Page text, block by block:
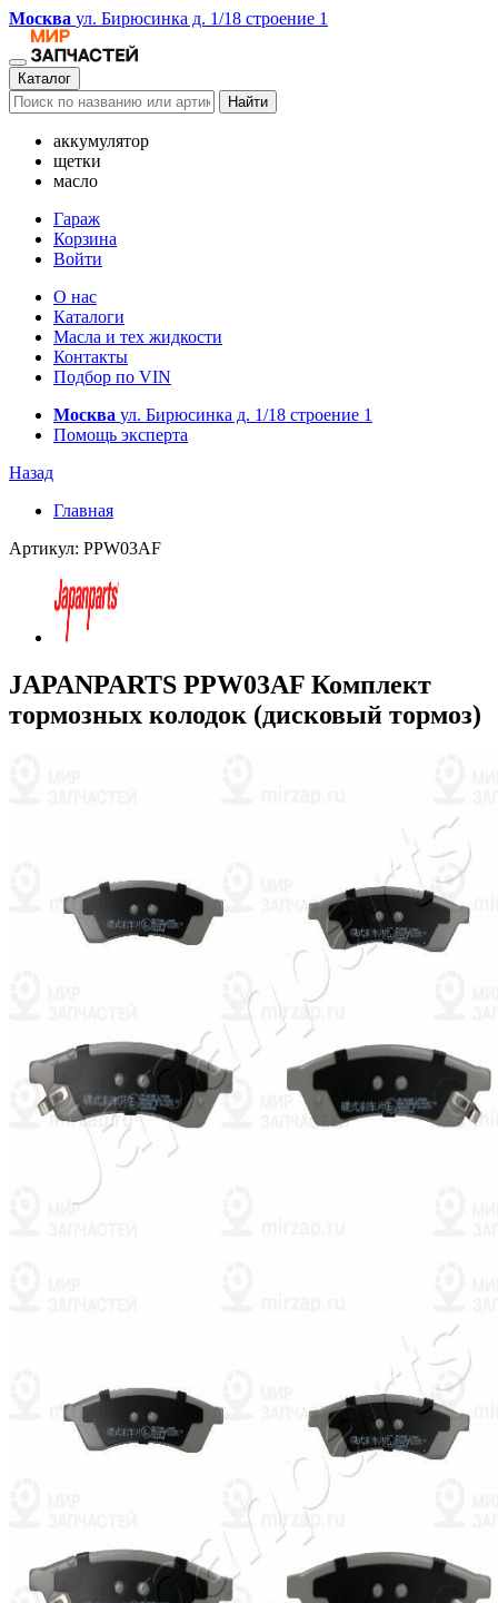
Москва ул. Бирюсинка д. 1/18 строение 1
Каталог
Найти
аккумулятор
щетки
масло
Гараж
Корзина
Войти
О нас
Каталоги
Масла и тех жидкости
Контакты
Подбор по VIN
Москва ул. Бирюсинка д. 1/18 строение 1
Помощь эксперта
Назад
Главная
Артикул: PPW03AF
JAPANPARTS PPW03AF Комплект
тормозных колодок (дисковый тормоз)